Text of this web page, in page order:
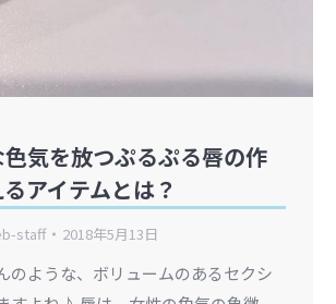
気を放つぷるぷる唇の作
アイテムとは？
staff 2018年5月13日
のような、ボリュームのあるセクシ